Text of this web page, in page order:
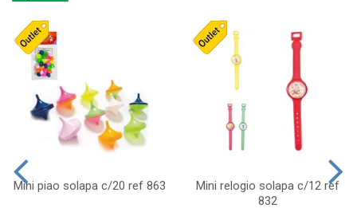
Mini piao solapa c/20 ref 863
Mini relogio solapa c/12 ref
832